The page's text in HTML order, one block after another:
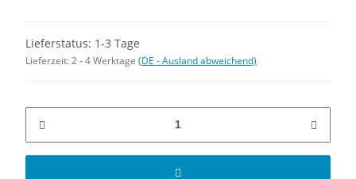
Lieferstatus: 1-3 Tage
Lieferzeit:2 - 4 Werktage (DE - Ausland abweichend)